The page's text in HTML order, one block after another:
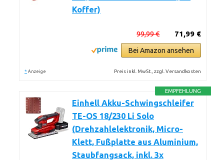
Koffer)
71,99 €
99,99 €
Bei Amazon ansehen
* Anzeige Preis inkl. MwSt., zzgl. Versandkosten
EMPFEHLUNG
Einhell Akku-Schwingschleifer
TE-OS 18/230 Li Solo
(Drehzahlelektronik, Micro-
Klett, Fußplatte aus Aluminium,
Staubfangsack, inkl. 3x